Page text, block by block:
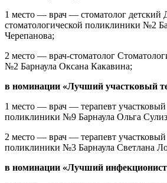
1 место — врач — стоматолог детский
стоматологической поликлиники №2
Черепанова;
2 место — врач-стоматолог
№2 Барнаула Оксана Какавина;
в номинации «Лучший участковый
1 место — врач — терапевт участковый
поликлиники №9 Барнаула Ольга
2 место — врач — терапевт участковый
поликлиники №3 Барнаула Светлана
в номинации «Лучший